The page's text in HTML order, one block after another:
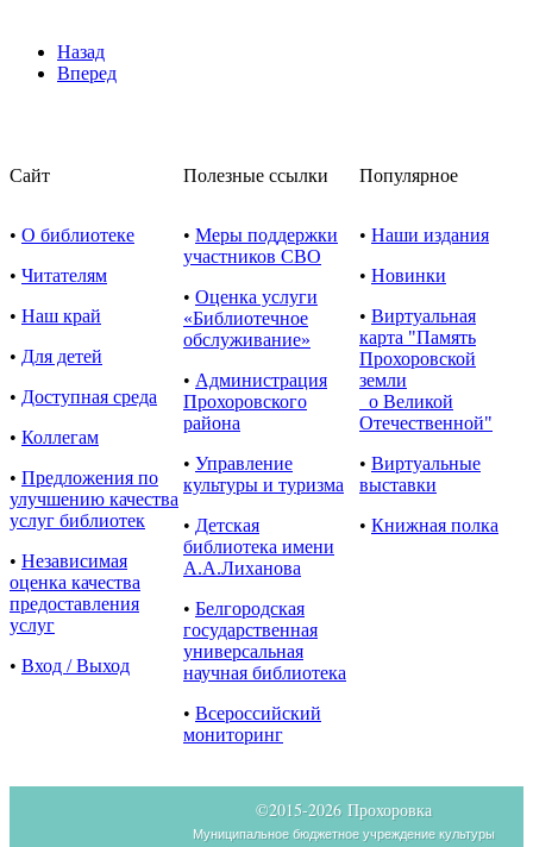
Назад
Вперед
Сайт Полезные ссылки Популярное
• О библиотеке
• Читателям
• Наш край
• Для детей
• Доступная среда
• Коллегам
• Предложения по
улучшению качества
услуг библиотек
• Независимая
оценка качества
предоставления
услуг
• Вход / Выход
• Меры поддержки
участников СВО
• Оценка услуги
«Библиотечное
обслуживание»
• Администрация
Прохоровского
района
• Управление
культуры и туризма
• Детская
библиотека имени
А.А.Лиханова
• Белгородская
государственная
универсальная
научная библиотека
• Всероссийский
мониторинг
• Наши издания
• Новинки
• Виртуальная
карта "Память
Прохоровской
земли
о Великой
Отечественной"
• Виртуальные
выставки
• Книжная полка
©2015-2026 Прохоровка
Муниципальное бюджетное учреждение культуры